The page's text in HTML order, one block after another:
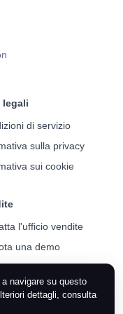
legali
di servizio
sulla privacy
sui cookie
l'ufficio vendite
una demo
navigare su questo
dettagli, consulta